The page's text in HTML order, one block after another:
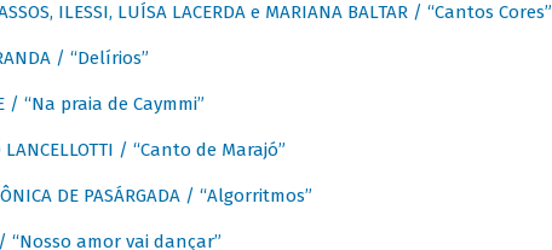
ILESSI, LUÍSA LACERDA e MARIANA BALTAR / “Cantos Cores”
/ “Delírios”
/ “Na praia de Caymmi”
LANCELLOTTI / “Canto de Marajó”
DE PASÁRGADA / “Algorritmos”
/ “Nosso amor vai dançar”